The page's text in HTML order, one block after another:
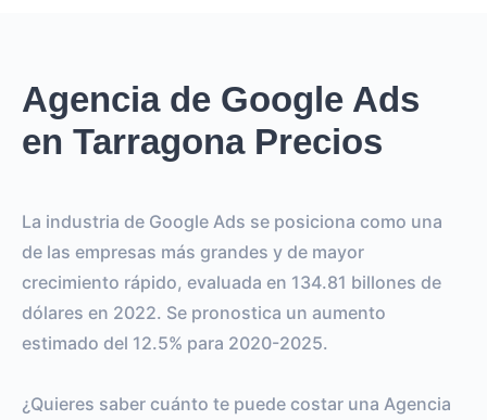
Agencia de Google Ads
en Tarragona Precios
La industria de Google Ads se posiciona como una
de las empresas más grandes y de mayor
crecimiento rápido, evaluada en 134.81 billones de
dólares en 2022. Se pronostica un aumento
estimado del 12.5% para 2020-2025.
¿Quieres saber cuánto te puede costar una Agencia